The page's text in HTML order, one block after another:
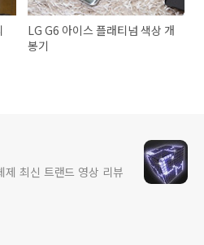
LG G6 아이스 플래티넘 색상 개
봉기
최신 트랜드 영상 리뷰